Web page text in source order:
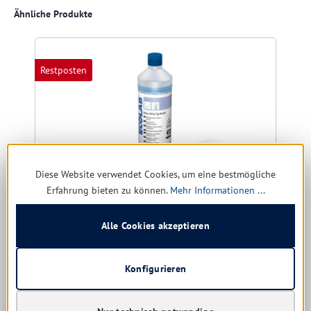
Produktgalerie überspringen
Ähnliche Produkte
Restposten
Diese Website verwendet Cookies, um eine bestmögliche
Erfahrung bieten zu können. Mehr Informationen ...
Konfigurieren
Alle Cookies akzeptieren